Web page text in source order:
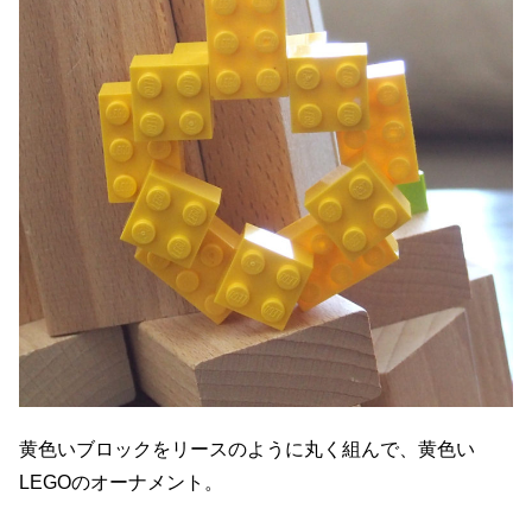
黄色いブロックをリースのように丸く組んで、黄色い
LEGOのオーナメント。